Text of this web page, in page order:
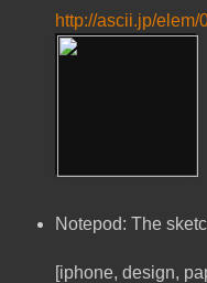
http://ascii.jp/elem/
Notepod: The
[iphone, design,